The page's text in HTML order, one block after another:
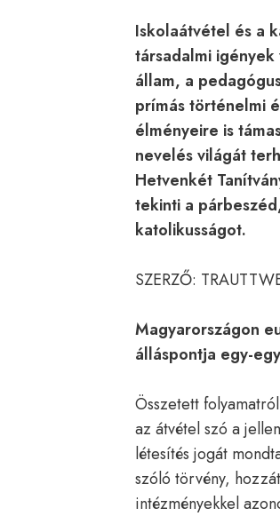
Iskolaátvétel és a
társadalmi
állam, a
prímás történelmi
élményeire is
nevelés világát
Hetvenkét
tekinti a
katolikusságot.
SZERZŐ:
Magyarországon
álláspontja egy-
Összetett
az átvétel szó a
létesítés jogát
szóló törvény,
intézményekkel